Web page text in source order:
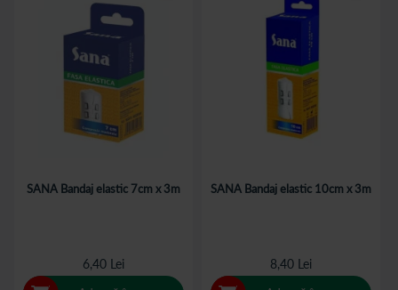
SANA Bandaj elastic 7cm x 3m
6,40 Lei
SANA Bandaj elastic 10cm x 3m
8,40 Lei